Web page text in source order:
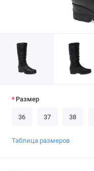
Размер
36 37 38
Таблица размеров